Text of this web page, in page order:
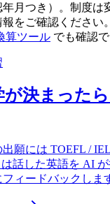
月つき）。制度は
をご確認ください
算ツール でも確認で
決まった
願には TOEFL /
は話した英語を AI
ィードバックしま